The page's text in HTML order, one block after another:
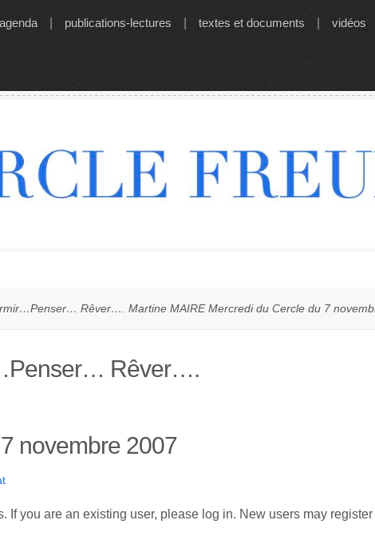
agenda publications-lectures textes et documents vidéos
Rêver…. Martine MAIRE Mercredi du Cercle du 7
Rêver….
novembre 2007
If you are an existing user, please log in. New users may register